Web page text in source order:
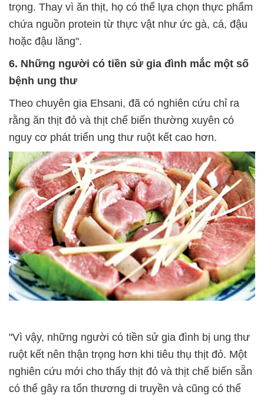
trọng. Thay vì ăn thịt, họ có thể lựa chọn thực phẩm
chứa nguồn protein từ thực vật như ức gà, cá, đậu
hoặc đậu lăng".
6. Những người có tiền sử gia đình mắc một số
bệnh ung thư
Theo chuyên gia Ehsani, đã có nghiên cứu chỉ ra
rằng ăn thịt đỏ và thịt chế biến thường xuyên có
nguy cơ phát triển ung thư ruột kết cao hơn.
"Vì vậy, những người có tiền sử gia đình bị ung thư
ruột kết nên thận trọng hơn khi tiêu thụ thịt đỏ. Một
nghiên cứu mới cho thấy thịt đỏ và thịt chế biến sẵn
có thể gây ra tổn thương di truyền và cũng có thể